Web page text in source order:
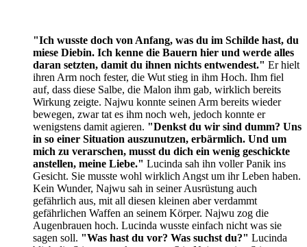
"Ich wusste doch von Anfang, was du im Schilde hast, du
miese Diebin. Ich kenne die Bauern hier und werde alles
daran setzten, damit du ihnen nichts entwendest." Er hielt
ihren Arm noch fester, die Wut stieg in ihm Hoch. Ihm fiel
auf, dass diese Salbe, die Malon ihm gab, wirklich bereits
Wirkung zeigte. Najwu konnte seinen Arm bereits wieder
bewegen, zwar tat es ihm noch weh, jedoch konnte er
wenigstens damit agieren. "Denkst du wir sind dumm? Uns
in so einer Situation auszunutzen, erbärmlich. Und um
mich zu verarschen, musst du dich ein wenig geschickte
anstellen, meine Liebe." Lucinda sah ihn voller Panik ins
Gesicht. Sie musste wohl wirklich Angst um ihr Leben haben.
Kein Wunder, Najwu sah in seiner Ausrüstung auch
gefährlich aus, mit all diesen kleinen aber verdammt
gefährlichen Waffen an seinem Körper. Najwu zog die
Augenbrauen hoch. Lucinda wusste einfach nicht was sie
sagen soll. "Was hast du vor? Was suchst du?" Lucinda